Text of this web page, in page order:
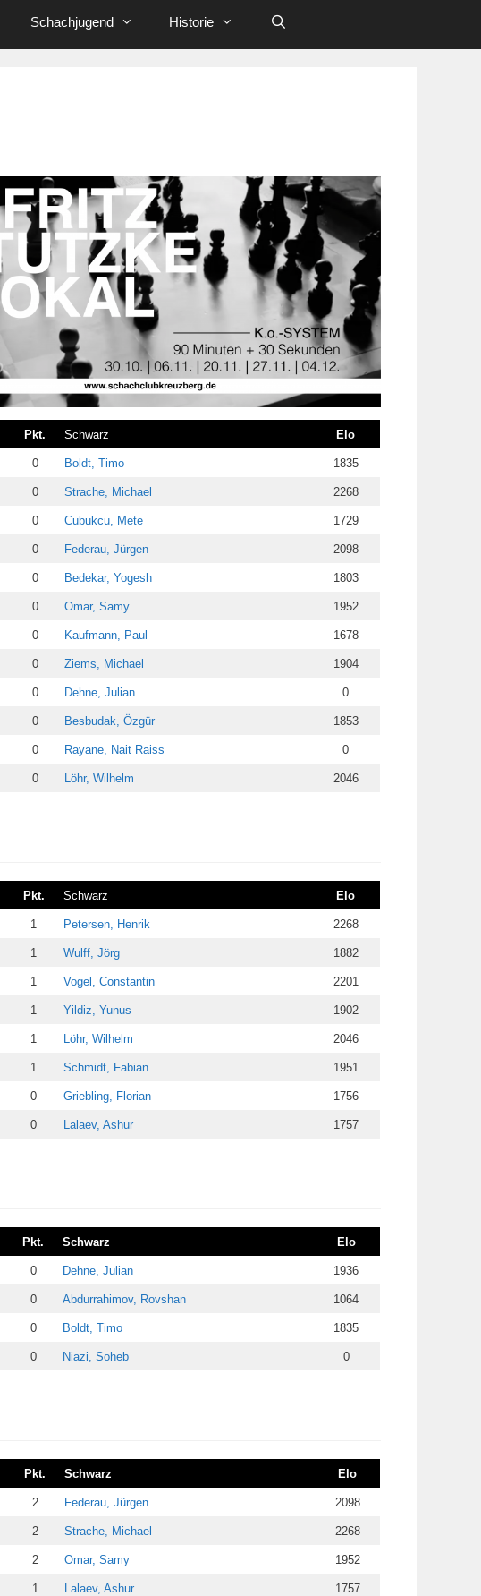
Schachjugend Historie
Pkt. Schwarz Elo
0 Boldt, Timo 1835
0 Strache, Michael 2268
0 Cubukcu, Mete 1729
0 Federau, Jürgen 2098
0 Bedekar, Yogesh 1803
0 Omar, Samy 1952
0 Kaufmann, Paul 1678
0 Ziems, Michael 1904
0 Dehne, Julian 0
0 Besbudak, Özgür 1853
0 Rayane, Nait Raiss 0
0 Löhr, Wilhelm 2046
Pkt. Schwarz Elo
1 Petersen, Henrik 2268
1 Wulff, Jörg 1882
1 Vogel, Constantin 2201
1 Yildiz, Yunus 1902
1 Löhr, Wilhelm 2046
1 Schmidt, Fabian 1951
0 Griebling, Florian 1756
0 Lalaev, Ashur 1757
Pkt. Schwarz Elo
0 Dehne, Julian 1936
0 Abdurrahimov, Rovshan 1064
0 Boldt, Timo 1835
0 Niazi, Soheb 0
Pkt. Schwarz Elo
2 Federau, Jürgen 2098
2 Strache, Michael 2268
2 Omar, Samy 1952
1 Lalaev, Ashur 1757